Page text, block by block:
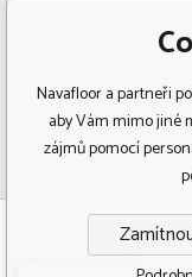
© Copyright 2018
Všechna práva vyhrazena.
Navafloor a partneři
aby Vám mimo jiné
zájmů pomocí